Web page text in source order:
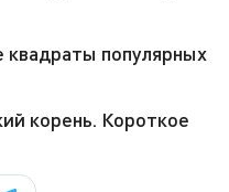
популярных
корень. Короткое